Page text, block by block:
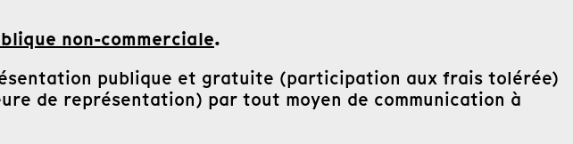
non-commerciale.
publique et gratuite (participation aux frais tolérée)
de représentation) par tout moyen de communication à